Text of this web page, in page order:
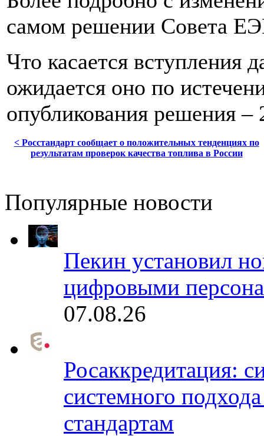
самом решении Совета
Что касается вступления
ожидается оно по
опубликования решения –
< Росстандарт сообщает о положительных тенденциях по
результатам проверок качества топлива в России
Популярные новости
Пекин установил
цифровыми
07.08.26
Росаккредитация:
системного
стандартам